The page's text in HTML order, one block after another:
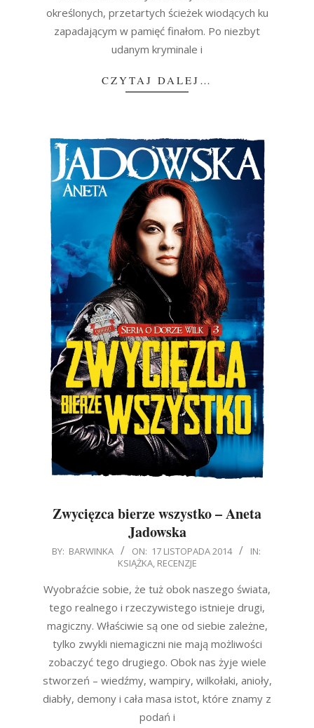
określonych, przetartych ścieżek wiodących ku
zapadającym w pamięć finałom. Po niezbyt
udanym kryminale i
CZYTAJ DALEJ…
Zwycięzca bierze wszystko – Aneta
Jadowska
2014-
17
BY: BARWINKA ON: 17 LISTOPADA 2014
IN:
KSIĄŻKA, RECENZJE
Wyobraźcie sobie, że tuż obok naszego świata,
tego realnego i rzeczywistego istnieje drugi,
magiczny. Właściwie są one od siebie zależne,
tylko zwykli niemagiczni nie mają możliwości
zobaczyć tego drugiego. Obok nas żyje wiele
stworzeń – wiedźmy, wampiry, wilkołaki, anioły,
diabły, demony i cała masa istot, które znamy z
podań i